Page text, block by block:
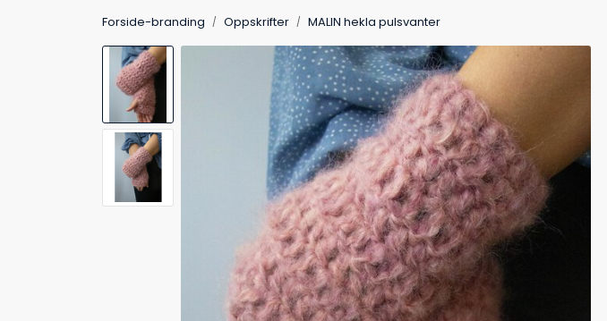
Forside-branding Oppskrifter MALIN hekla pulsvanter